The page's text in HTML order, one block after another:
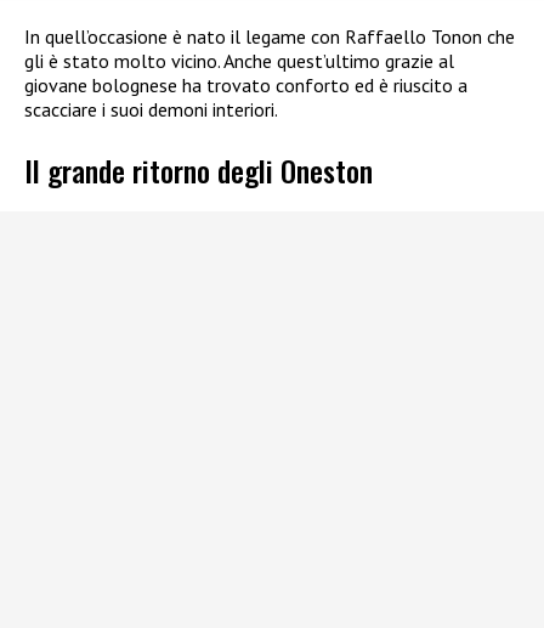
In quell’occasione è nato il legame con Raffaello Tonon che
gli è stato molto vicino. Anche quest’ultimo grazie al
giovane bolognese ha trovato conforto ed è riuscito a
scacciare i suoi demoni interiori.
Il grande ritorno degli Oneston